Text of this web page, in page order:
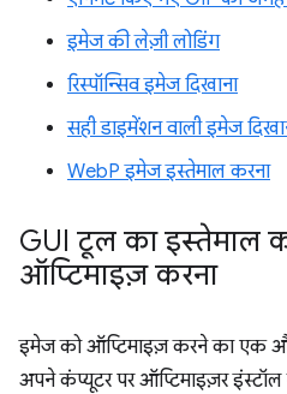
इमेज की लेज़ी लोडिंग
रिस्पॉन्सिव इमेज दिखाना
सही डाइमेंशन वाली इमेज
WebP इमेज इस्तेमाल करना
GUI टूल का इस्तेमाल
ऑप्टिमाइज़ करना
इमेज को ऑप्टिमाइज़ करने का एक
अपने कंप्यूटर पर ऑप्टिमाइज़र